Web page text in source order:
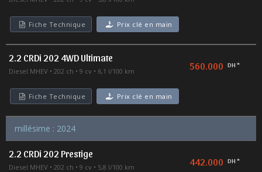
Fiche Technique Prix clé en main
2.2 CRDi 202 4WD Ultimate
Diesel MHEV 202 ch 9 cv 6,1 l/100 km 560.000 DH *
Fiche Technique Prix clé en main
millésime : 2024
2.2 CRDi 202 Prestige
Diesel MHEV 202 ch 9 cv 5,8 l/100 km 442.000 DH *